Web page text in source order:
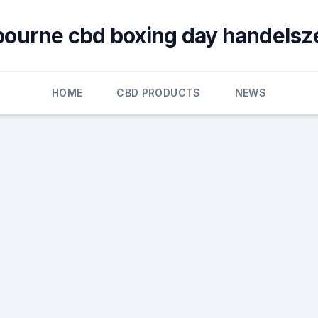
cbd boxing day
HOME CBD PRODUCTS NEWS